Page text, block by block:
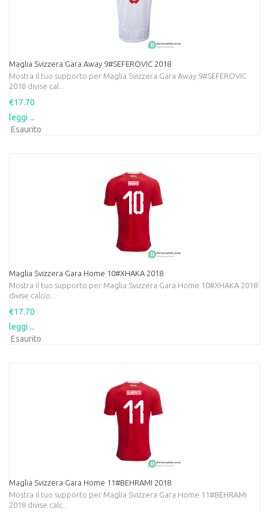
Maglia Svizzera Gara Away 9#SEFEROVIC 2018
Mostra il tuo supporto per Maglia Svizzera Gara Away 9#SEFEROVIC
2018 divise cal...
€17.70
leggi ...
Esaurito
Maglia Svizzera Gara Home 10#XHAKA 2018
Mostra il tuo supporto per Maglia Svizzera Gara Home 10#XHAKA 2018
divise calcio...
€17.70
leggi ...
Esaurito
Maglia Svizzera Gara Home 11#BEHRAMI 2018
Mostra il tuo supporto per Maglia Svizzera Gara Home 11#BEHRAMI
2018 divise calc...